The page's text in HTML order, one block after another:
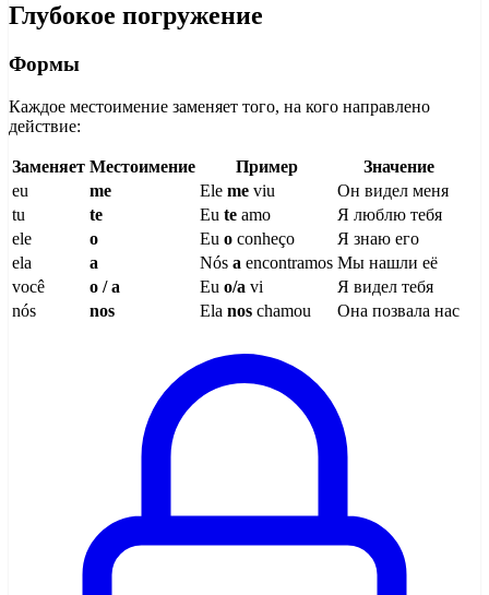
Глубокое погружение
Формы
Каждое местоимение заменяет того, на кого направлено
действие:
Заменяет Местоимение Пример
Значение
eu
me Ele me viu
Он видел меня
tu
te Eu te amo
Я люблю тебя
ele
o Eu o conheço
Я знаю его
ela
a Nós a encontramos Мы нашли её
você
o / a Eu o/a vi
Я видел тебя
nós
nos Ela nos chamou Она позвала нас